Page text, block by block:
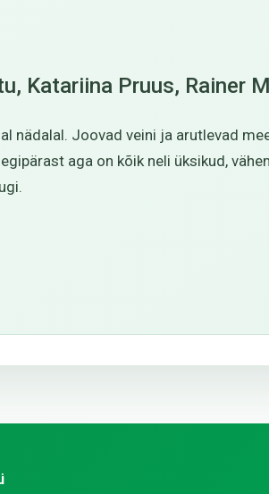
Katariina Pruus, Rainer
nädalal. Joovad veini ja arutlevad
aga on kõik neli üksikud,